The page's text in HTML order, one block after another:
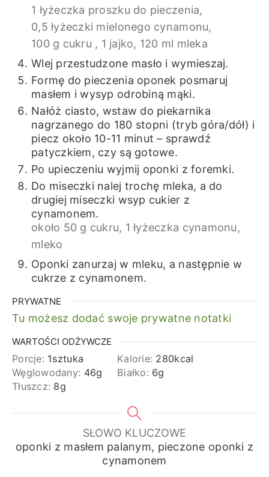
1 łyżeczka proszku do pieczenia,
0,5 łyżeczki mielonego cynamonu,
100 g cukru , 1 jajko, 120 ml mleka
Wlej przestudzone masło i wymieszaj.
Formę do pieczenia oponek posmaruj
masłem i wysyp odrobiną mąki.
Nałóż ciasto, wstaw do piekarnika
nagrzanego do 180 stopni (tryb góra/dół) i
piecz około 10-11 minut – sprawdź
patyczkiem, czy są gotowe.
Po upieczeniu wyjmij oponki z foremki.
Do miseczki nalej trochę mleka, a do
drugiej miseczki wsyp cukier z
cynamonem.
około 50 g cukru, 1 łyżeczka cynamonu,
mleko
Oponki zanurzaj w mleku, a następnie w
cukrze z cynamonem.
PRYWATNE
Tu możesz dodać swoje prywatne notatki
WARTOŚCI ODŻYWCZE
Porcje: 1sztuka Kalorie: 280kcal
Węglowodany: 46g Białko: 6g
Tłuszcz: 8g
SŁOWO KLUCZOWE
oponki z masłem palanym, pieczone oponki z
cynamonem